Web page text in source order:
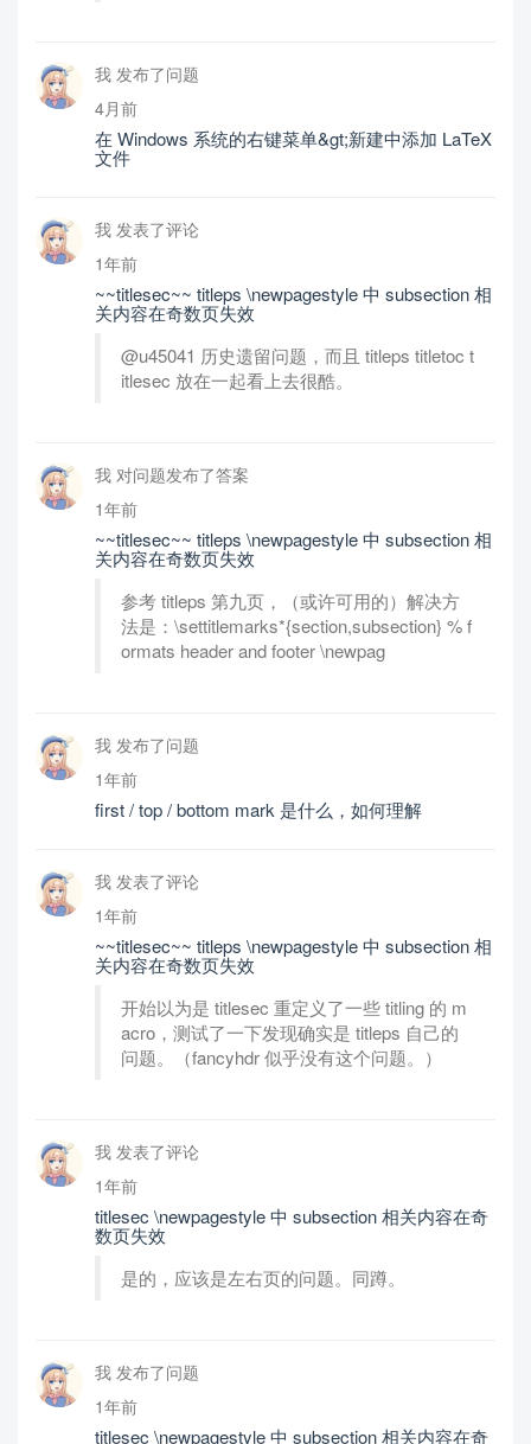
我 发布了问题
4月前
在 Windows 系统的右键菜单&gt;新建中添加 LaTeX
文件
我 发表了评论
1年前
~~titlesec~~ titleps \newpagestyle 中 subsection 相
关内容在奇数页失效
@u45041 历史遗留问题，而且 titleps titletoc t
itlesec 放在一起看上去很酷。
我 对问题发布了答案
1年前
~~titlesec~~ titleps \newpagestyle 中 subsection 相
关内容在奇数页失效
参考 titleps 第九页，（或许可用的）解决方
法是：\settitlemarks*{section,subsection} % f
ormats header and footer \newpag
我 发布了问题
1年前
first / top / bottom mark 是什么，如何理解
我 发表了评论
1年前
~~titlesec~~ titleps \newpagestyle 中 subsection 相
关内容在奇数页失效
开始以为是 titlesec 重定义了一些 titling 的 m
acro，测试了一下发现确实是 titleps 自己的
问题。（fancyhdr 似乎没有这个问题。）
我 发表了评论
1年前
titlesec \newpagestyle 中 subsection 相关内容在奇
数页失效
是的，应该是左右页的问题。同蹲。
我 发布了问题
1年前
titlesec \newpagestyle 中 subsection 相关内容在奇